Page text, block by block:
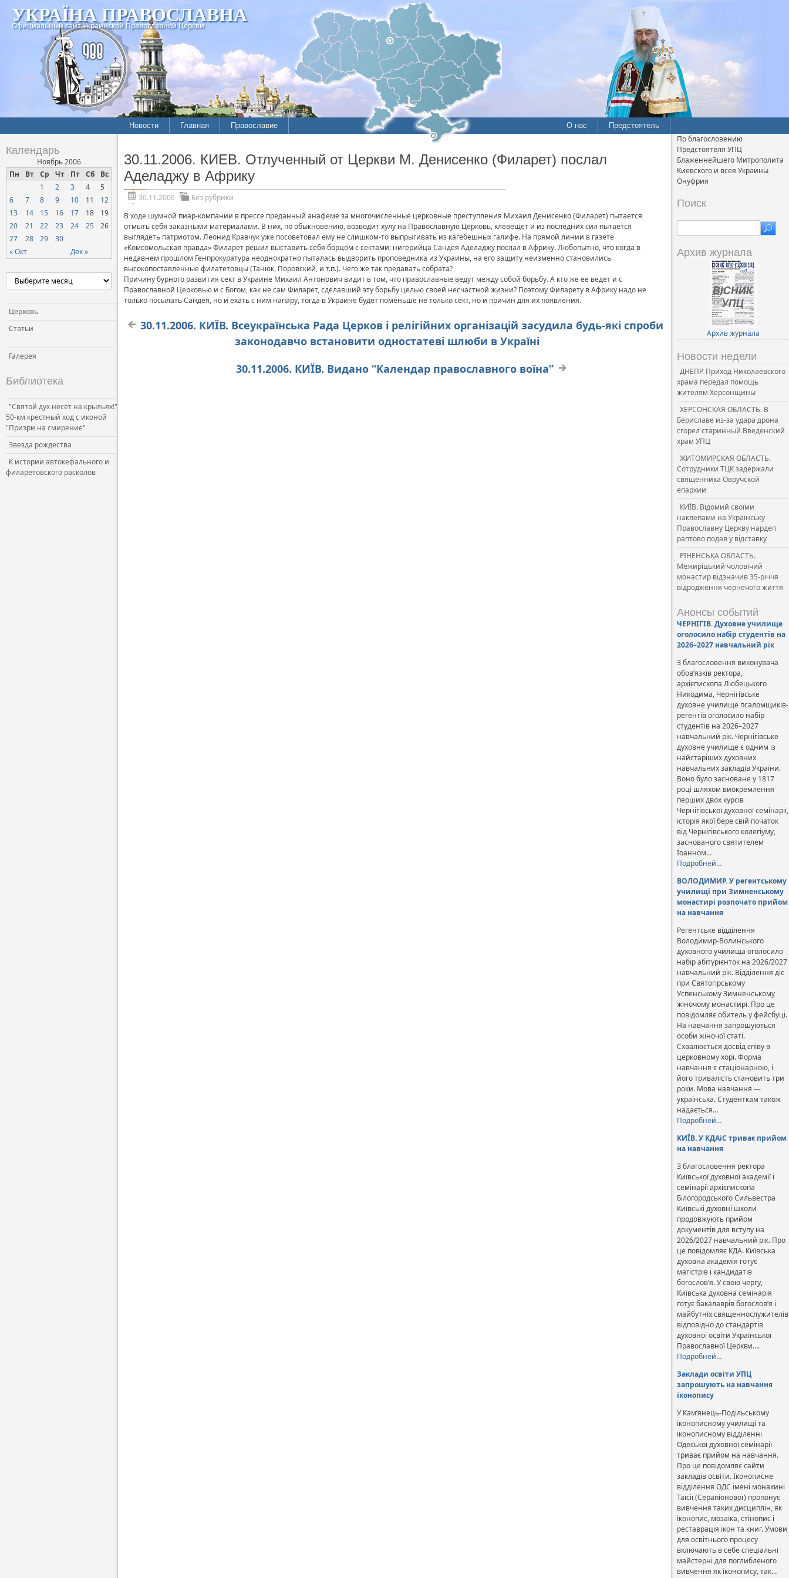
УКРАЇНА ПРАВОСЛАВНА
Официальный сайт Украинской Православной Церкви
Новости Главная Православие О нас Предстоятель
Календарь
Ноябрь 2006
Пн
Вт Ср Чт Пт Сб Вс
« Окт Дек »
1 2 3 4
5
6
7 8 9 10 11
12
13
14 15 16 17 18
19
20
21 22 23 24 25
26
27
28 29 30
Церковь
Статьи
Галерея
Библиотека
"Святой дух несёт на крыльях!"
50-км крестный ход с иконой
"Призри на смирение"
Звезда рождества
К истории автокефального и
филаретовского расколов
30.11.2006. КИЕВ. Отлученный от Церкви М. Денисенко (Филарет) послал
Аделаджу в Африку
30.11.2006
Без рубрики
В ходе шумной пиар-компании в прессе преданный анафеме за многочисленные церковные преступления Михаил Денисенко (Филарет) пытается
отмыть себя заказными материалами. В них, по обыкновению, возводит хулу на Православную Церковь, клевещет и из последних сил пытается
выглядеть патриотом. Леонид Кравчук уже посоветовал ему не слишком-то выпрыгивать из кагебешных галифе. На прямой линии в газете
«Комсомольская правда» Филарет решил выставить себя борцом с сектами: нигерийца Сандея Аделаджу послал в Африку. Любопытно, что когда в
недавнем прошлом Генпрокуратура неоднократно пыталась выдворить проповедника из Украины, на его защиту неизменно становились
высокопоставленные филатетовцы (Танюк, Поровский, и т.п.). Чего же так предавать собрата?
Причину бурного развития сект в Украине Михаил Антонович видит в том, что православные ведут между собой борьбу. А кто же ее ведет и с
Православной Церковью и с Богом, как не сам Филарет, сделавший эту борьбу целью своей несчастной жизни? Поэтому Филарету в Африку надо не
только посылать Сандея, но и ехать с ним напару, тогда в Украине будет поменьше не только сект, но и причин для их появления.
30.11.2006. КИЇВ. Всеукраїнська Рада Церков і релігійних організацій засудила будь-які спроби
законодавчо встановити одностатеві шлюби в Україні
30.11.2006. КИЇВ. Видано “Календар православного воїна”
По благословению
Предстоятеля УПЦ
Блаженнейшего Митрополита
Киевского и всея Украины
Онуфрия
Поиск
Архив журнала
Архив журнала
Новости недели
ДНЕПР. Приход Николаевского
храма передал помощь
жителям Херсонщины
ХЕРСОНСКАЯ ОБЛАСТЬ. В
Бериславе из-за удара дрона
сгорел старинный Введенский
храм УПЦ
ЖИТОМИРСКАЯ ОБЛАСТЬ.
Сотрудники ТЦК задержали
священника Овручской
епархии
КИЇВ. Відомий своїми
наклепами на Українську
Православну Церкву нардеп
раптово подав у відставку
РІНЕНСЬКА ОБЛАСТЬ.
Межиріцький чоловічий
монастир відзначив 35-річчя
відродження чернечого життя
Анонсы событий
ЧЕРНІГІВ. Духовне училище
оголосило набір студентів на
2026–2027 навчальний рік
З благословення виконувача
обов’язків ректора,
архієпископа Любецького
Никодима, Чернігівське
духовне училище псаломщиків-
регентів оголосило набір
студентів на 2026–2027
навчальний рік. Чернігівське
духовне училище є одним із
найстаріших духовних
навчальних закладів України.
Воно було засноване у 1817
році шляхом виокремлення
перших двох курсів
Чернігівської духовної семінарії,
історія якої бере свій початок
від Чернігівського колегіуму,
заснованого святителем
Іоанном…
Подробней…
ВОЛОДИМИР. У регентському
училищі при Зимненському
монастирі розпочато прийом
на навчання
Регентське відділення
Володимир-Волинського
духовного училища оголосило
набір абітурієнток на 2026/2027
навчальний рік. Відділення діє
при Святогірському
Успенському Зимненському
жіночому монастирі. Про це
повідомляє обитель у фейсбуці.
На навчання запрошуються
особи жіночої статі.
Схвалюється досвід співу в
церковному хорі. Форма
навчання є стаціонарною, і
його тривалість становить три
роки. Мова навчання —
українська. Студенткам також
надається…
Подробней…
КИЇВ. У КДАіС триває прийом
на навчання
З благословення ректора
Київської духовної академії і
семінарії архієпископа
Білогородського Сильвестра
Київські духовні школи
продовжують прийом
документів для вступу на
2026/2027 навчальний рік. Про
це повідомляє КДА. Київська
духовна академія готує
магістрів і кандидатів
богослов’я. У свою чергу,
Київська духовна семінарія
готує бакалаврів богослов’я і
майбутніх священнослужителів
відповідно до стандартів
духовної освіти Української
Православної Церкви….
Подробней…
Заклади освіти УПЦ
запрошують на навчання
іконопису
У Кам’янець-Подільському
іконописному училищі та
іконописному відділенні
Одеської духовної семінарії
триває прийом на навчання.
Про це повідомляє сайти
закладів освіти. Іконописне
відділення ОДС імені монахині
Таїсії (Серапіонової) пропонує
вивчення таких дисциплін, як
іконопис, мозаїка, стінопис і
реставрація ікон та книг. Умови
для освітнього процесу
включають в себе спеціальні
майстерні для поглибленого
вивчення як іконопису, так…